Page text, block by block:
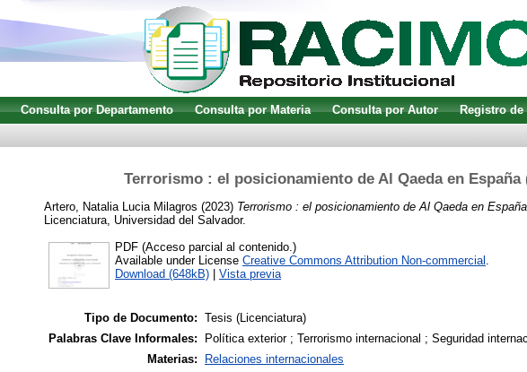
Consulta por Departamento Consulta por Materia Consulta por Autor Registro de
Terrorismo : el posicionamiento de Al Qaeda en España
Artero, Natalia Lucia Milagros (2023) Terrorismo : el posicionamiento de Al Qaeda en España
Licenciatura, Universidad del Salvador.
PDF (Acceso parcial al contenido.)
Available under License Creative Commons Attribution Non-commercial .
Download (648kB)
Vista previa
Tipo de Documento: Tesis (Licenciatura)
Palabras Clave Informales:
Política exterior ; Terrorismo internacional ; Seguridad
Materias:
Relaciones internacionales